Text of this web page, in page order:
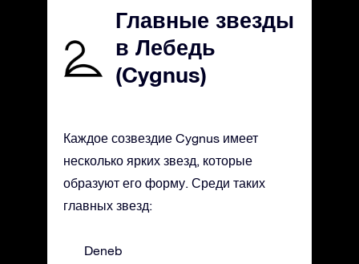
Главные звезды
в Лебедь
(Cygnus)
Каждое созвездие Cygnus имеет
несколько ярких звезд, которые
образуют его форму. Среди таких
главных звезд:
Deneb